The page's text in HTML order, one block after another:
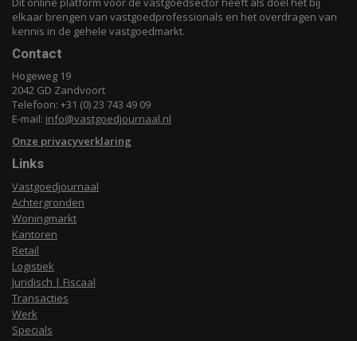
elkaar brengen van vastgoedprofessionals en het overdragen van
kennis in de gehele vastgoedmarkt.
Contact
Hogeweg 19
2042 GD Zandvoort
Telefoon: +31 (0) 23 743 49 09
E-mail: info@vastgoedjournaal.nl
Onze privacyverklaring
Links
Vastgoedjournaal
Achtergronden
Woningmarkt
Kantoren
Retail
Logistiek
Juridisch | Fiscaal
Transacties
Werk
Specials